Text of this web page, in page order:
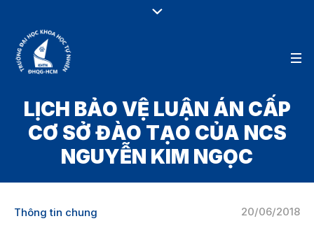
LỊCH BẢO VỆ LUẬN ÁN CẤP
CƠ SỞ ĐÀO TẠO CỦA NCS
NGUYỄN KIM NGỌC
20/06/2018
Thông tin chung